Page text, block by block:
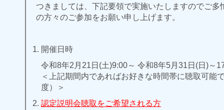
つきましては、下記要領で実施いたしますのでご多
の方々のご参加をお願い申し上げます。
開催日時
令和8年2月21日(土)9:00～ 令和8年5月31日(日)
＜上記期間内であればお好きな時間帯に聴取可能
度）＞
認定説明会聴取をご希望される方